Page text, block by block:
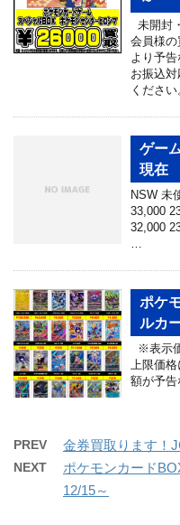
未開封
会員様
より予告
お振込
ください
ゲー
現在
NSW 未
33,000
32,000
…
ポケ
ルカ
※表示
上限価
額が予
PREV 金券買取ります！
NEXT
ポケモンカード
12/15～